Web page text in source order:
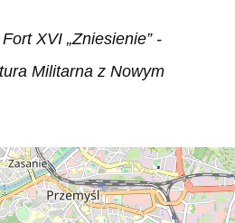
XVI „Zniesienie” -
Militarna z Nowym